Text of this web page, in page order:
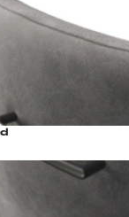
hinzufügen